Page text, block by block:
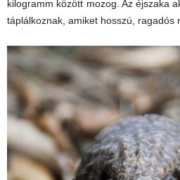
kilogramm között mozog. Az éjszaka
táplálkoznak, amiket hosszú, ragadós